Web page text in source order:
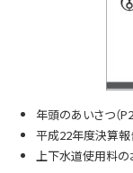
年頭のあいさつ（P2
平成22年度決算報
上下水道使用料の